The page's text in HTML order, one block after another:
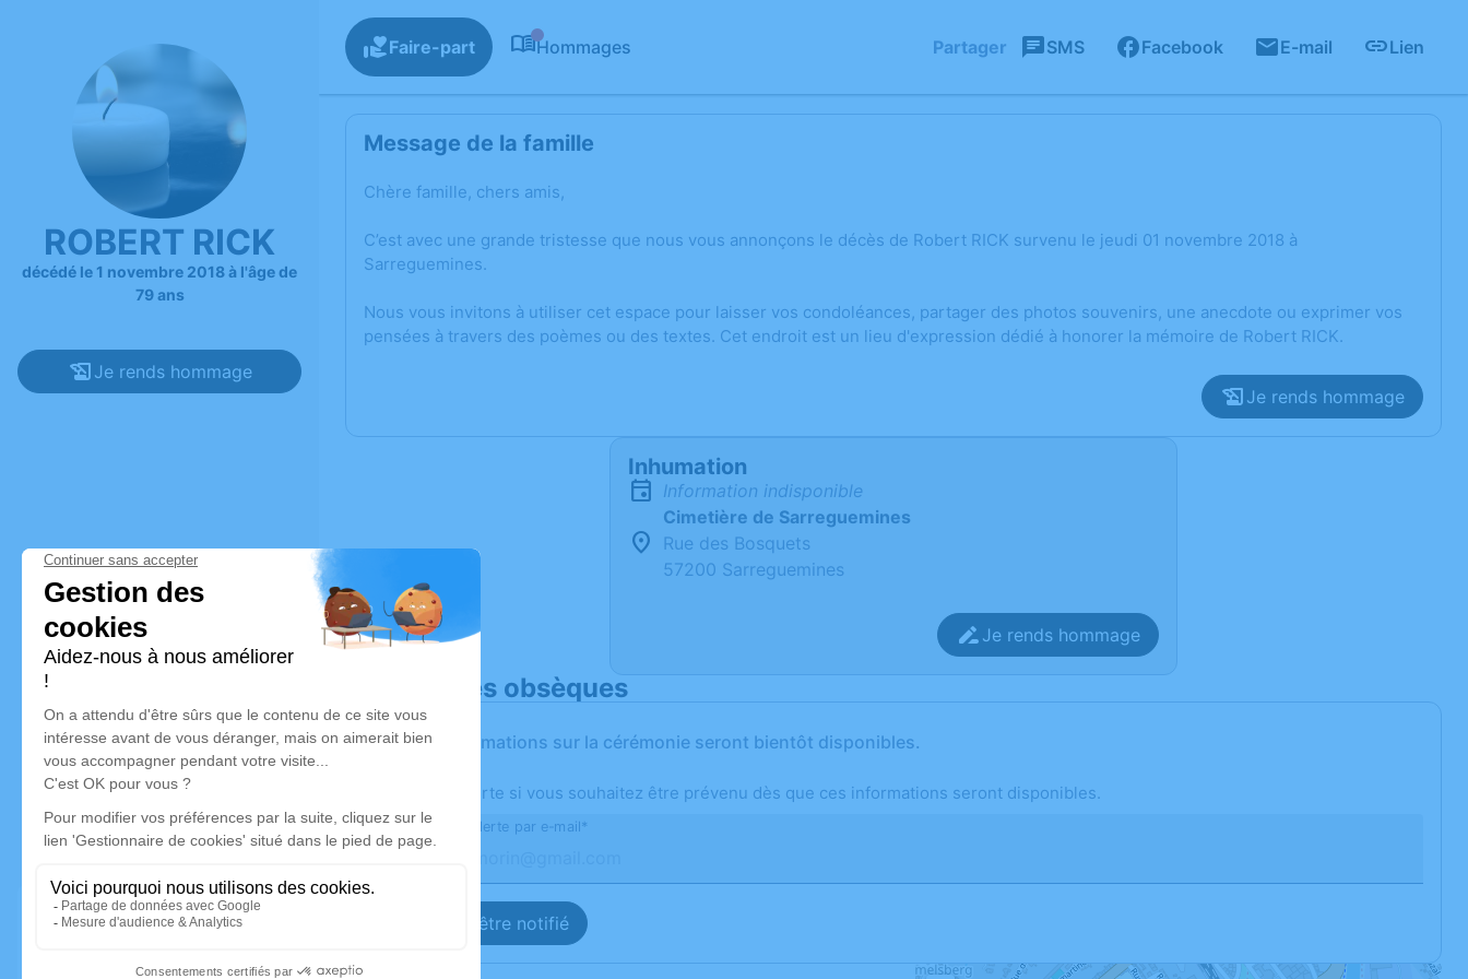
ROBERT RICK
décédé le 1 novembre 2018 à l'âge de
79 ans
Je rends hommage
Faire-part Hommages Partager SMS Facebook E-mail Lien
Message de la famille
Chère famille, chers amis,
C’est avec une grande tristesse que nous vous annonçons le décès de Robert RICK survenu le jeudi 01 novembre 2018 à
Sarreguemines.
Nous vous invitons à utiliser cet espace pour laisser vos condoléances, partager des photos souvenirs, une anecdote ou exprimer vos
pensées à travers des poèmes ou des textes. Cet endroit est un lieu d'expression dédié à honorer la mémoire de Robert RICK.
Je rends hommage
Inhumation
Information indisponible
Cimetière de Sarreguemines
Rue des Bosquets
57200 Sarreguemines
Je rends hommage
Déroulé des obsèques
Les informations sur la cérémonie seront bientôt disponibles.
Activez une alerte si vous souhaitez être prévenu dès que ces informations seront disponibles.
Recevoir une alerte par e-mail*
Je veux être notifié